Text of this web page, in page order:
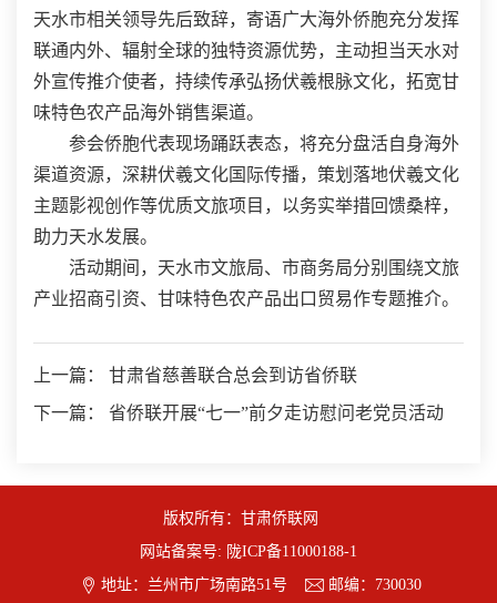
天水市相关领导先后致辞，寄语广大海外侨胞充分发挥
联通内外、辐射全球的独特资源优势，主动担当天水对
外宣传推介使者，持续传承弘扬伏羲根脉文化，拓宽甘
味特色农产品海外销售渠道。
参会侨胞代表现场踊跃表态，将充分盘活自身海外
渠道资源，深耕伏羲文化国际传播，策划落地伏羲文化
主题影视创作等优质文旅项目，以务实举措回馈桑梓，
助力天水发展。
活动期间，天水市文旅局、市商务局分别围绕文旅
产业招商引资、甘味特色农产品出口贸易作专题推介。
上一篇： 甘肃省慈善联合总会到访省侨联
下一篇： 省侨联开展“七一”前夕走访慰问老党员活动
版权所有：甘肃侨联网
网站备案号: 陇ICP备11000188-1
 地址：兰州市广场南路51号  邮编：730030